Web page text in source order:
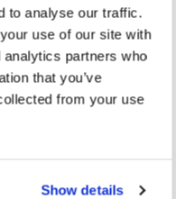
to analyse our traffic.
use of our site with
partners who
that you’ve
from your use
Show details